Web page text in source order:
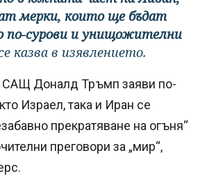
мерки, които ще бъдат
по-сурови и унищожителни
казва в изявлението.
САЩ Доналд Тръмп заяви по-
Израел, така и Иран се
прекратяване на огъня“
преговори за „мир“,